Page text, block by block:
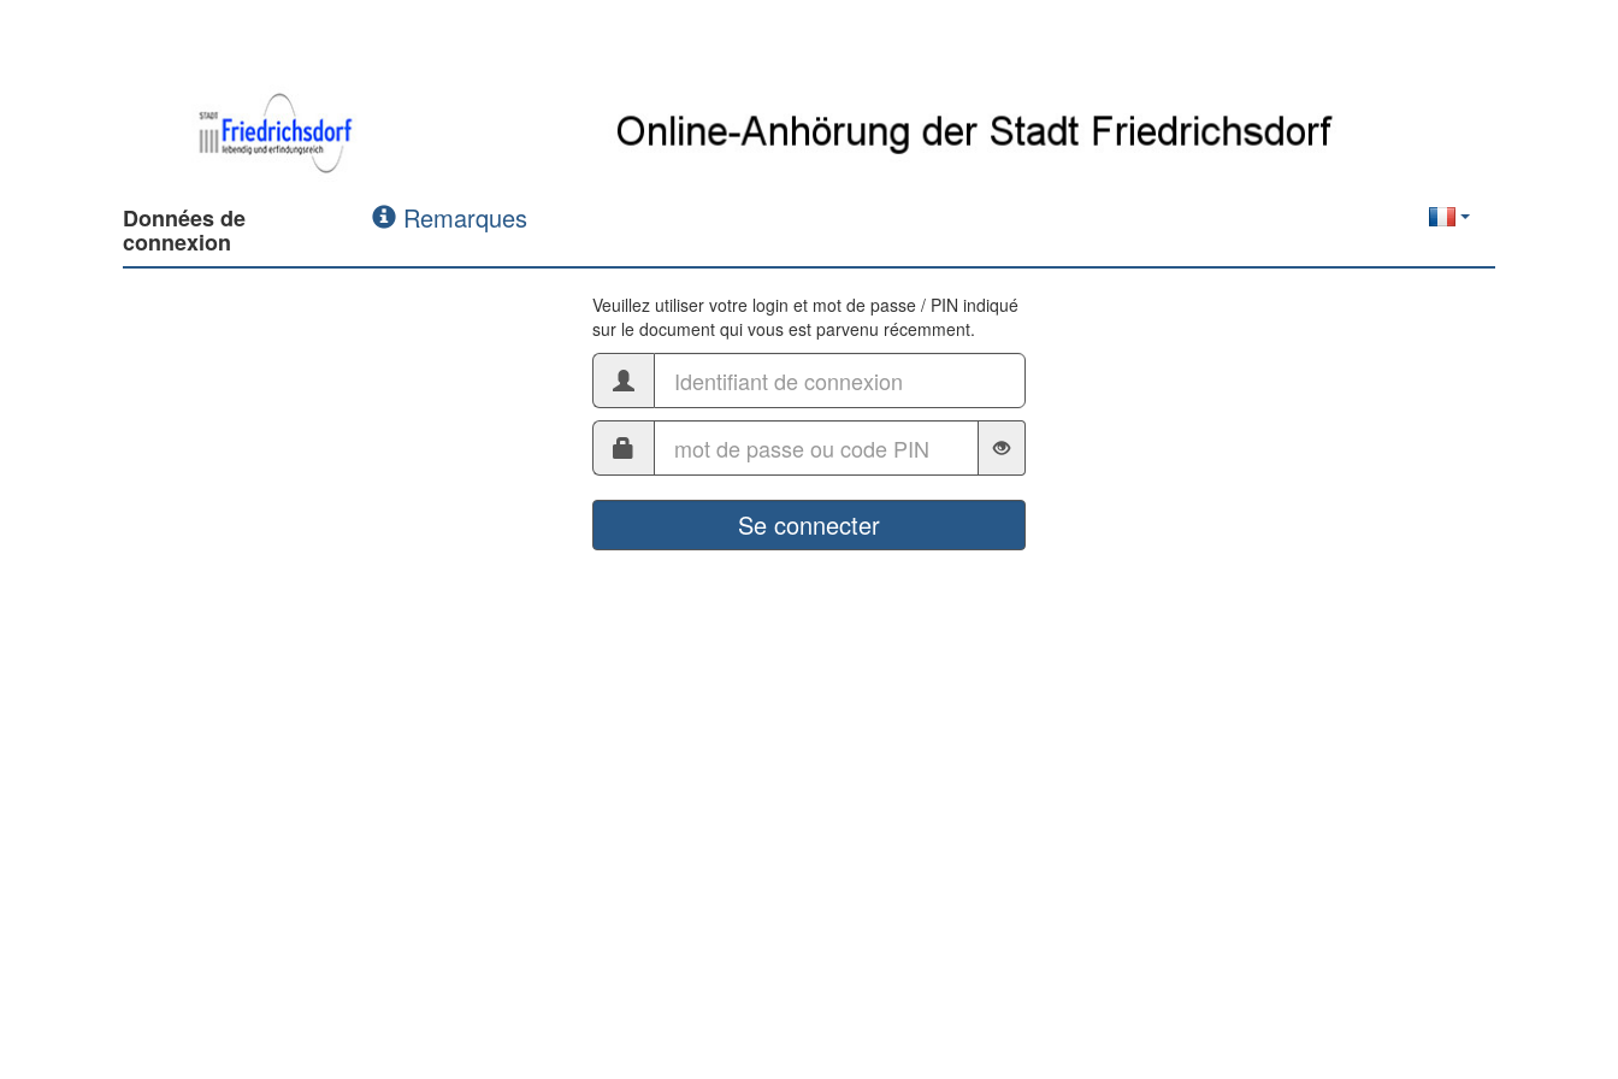
Données de
connexion
Remarques
Veuillez utiliser votre login et mot de passe / PIN indiqué
sur le document qui vous est parvenu récemment.
Se connecter